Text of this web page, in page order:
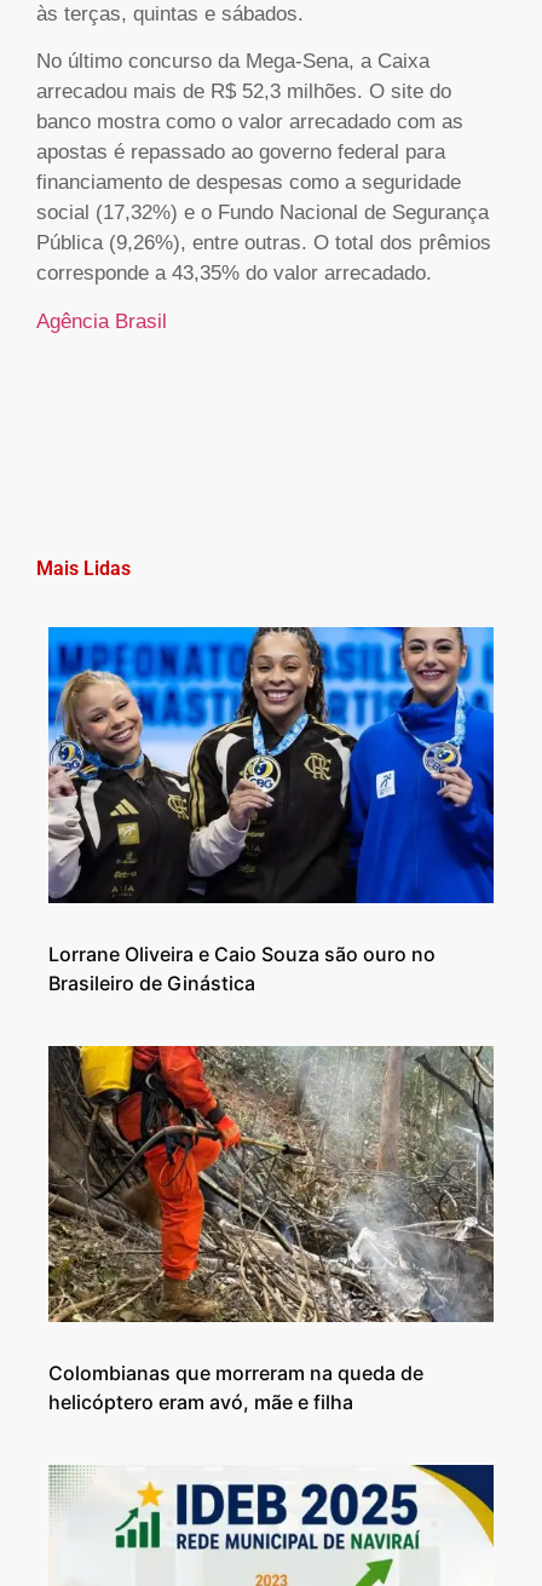
às terças, quintas e sábados.
No último concurso da Mega-Sena, a Caixa
arrecadou mais de R$ 52,3 milhões. O site do
banco mostra como o valor arrecadado com as
apostas é repassado ao governo federal para
financiamento de despesas como a seguridade
social (17,32%) e o Fundo Nacional de Segurança
Pública (9,26%), entre outras. O total dos prêmios
corresponde a 43,35% do valor arrecadado.
Agência Brasil
Mais Lidas
Lorrane Oliveira e Caio Souza são ouro no
Brasileiro de Ginástica
Colombianas que morreram na queda de
helicóptero eram avó, mãe e filha